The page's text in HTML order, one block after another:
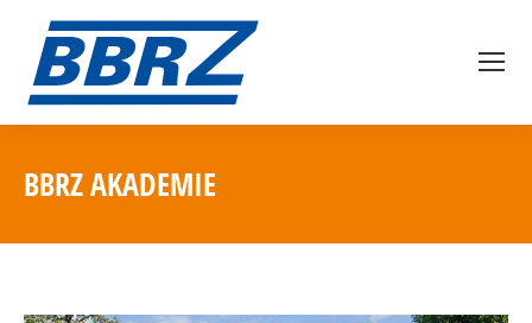
BBRZ AKADEMIE